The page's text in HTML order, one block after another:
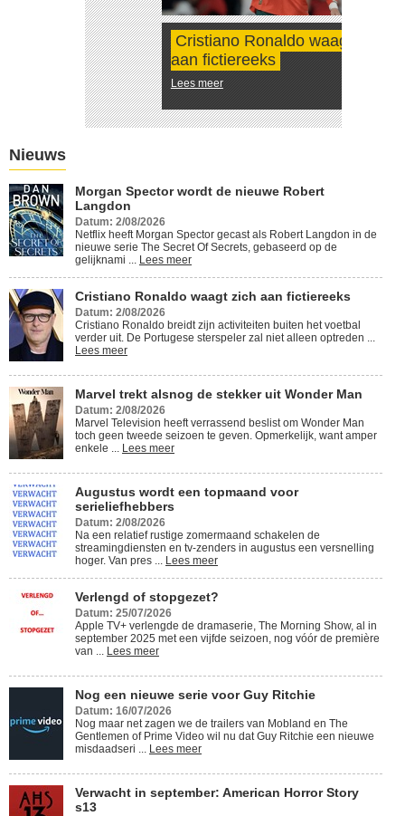
Cristiano Ronaldo waagt zich
aan fictiereeks
Lees meer
Nieuws
Morgan Spector wordt de nieuwe Robert
Langdon
Datum: 2/08/2026
Netflix heeft Morgan Spector gecast als Robert Langdon in de
nieuwe serie The Secret Of Secrets, gebaseerd op de
gelijknami ... Lees meer
Cristiano Ronaldo waagt zich aan fictiereeks
Datum: 2/08/2026
Cristiano Ronaldo breidt zijn activiteiten buiten het voetbal
verder uit. De Portugese sterspeler zal niet alleen optreden ...
Lees meer
Marvel trekt alsnog de stekker uit Wonder Man
Datum: 2/08/2026
Marvel Television heeft verrassend beslist om Wonder Man
toch geen tweede seizoen te geven. Opmerkelijk, want amper
enkele ... Lees meer
Augustus wordt een topmaand voor
serieliefhebbers
Datum: 2/08/2026
Na een relatief rustige zomermaand schakelen de
streamingdiensten en tv-zenders in augustus een versnelling
hoger. Van pres ... Lees meer
Verlengd of stopgezet?
Datum: 25/07/2026
Apple TV+ verlengde de dramaserie, The Morning Show, al in
september 2025 met een vijfde seizoen, nog vóór de première
van ... Lees meer
Nog een nieuwe serie voor Guy Ritchie
Datum: 16/07/2026
Nog maar net zagen we de trailers van Mobland en The
Gentlemen of Prime Video wil nu dat Guy Ritchie een nieuwe
misdaadseri ... Lees meer
Verwacht in september: American Horror Story
s13